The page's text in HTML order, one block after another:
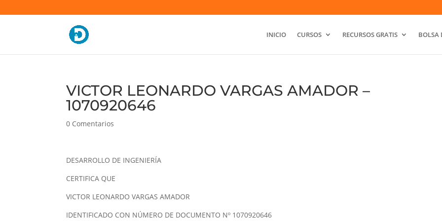
INICIO CURSOS RECURSOS GRATIS BOLSA
VICTOR LEONARDO VARGAS AMADOR –
1070920646
0 Comentarios
DESARROLLO DE INGENIERÍA
CERTIFICA QUE
VICTOR LEONARDO VARGAS AMADOR
IDENTIFICADO CON NÚMERO DE DOCUMENTO Nº 1070920646